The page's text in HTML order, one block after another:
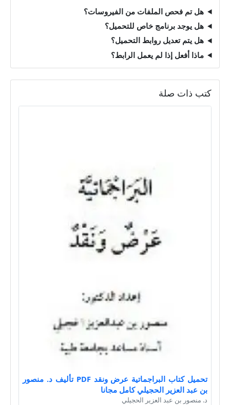
هل تم فحص الملفات من الفيروسات؟
هل يوجد برنامج خاص للتحميل؟
هل يتم تعديل روابط التحميل؟
ماذا أفعل إذا لم يعمل الرابط؟
كتب ذات صلة
تحميل كتاب البراجماتية عرض ونقد PDF تأليف د. منصور
بن عبد العزير الحجيلي كامل مجانا
د. منصور بن عبد العزير الحجيلي